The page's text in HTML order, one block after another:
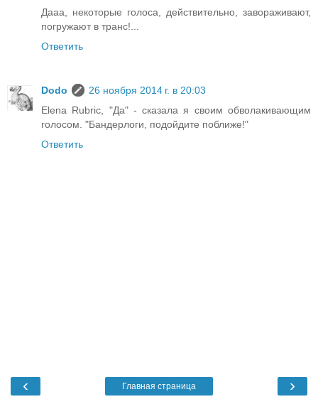
Дааа, некоторые голоса, действительно, завораживают,
погружают в транс!...
Ответить
Dodo
26 ноября 2014 г. в 20:03
Elena Rubric, "Да" - сказала я своим обволакивающим
голосом. "Бандерлоги, подойдите поближе!"
Ответить
‹ ›
Главная страница